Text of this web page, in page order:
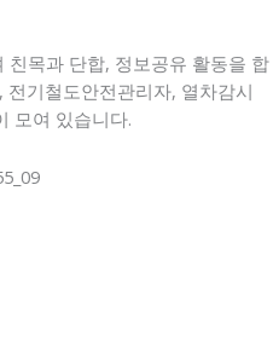
친목과 단합, 정보공유 활동을 합
기철도안전관리자, 열차감시
모여 있습니다.